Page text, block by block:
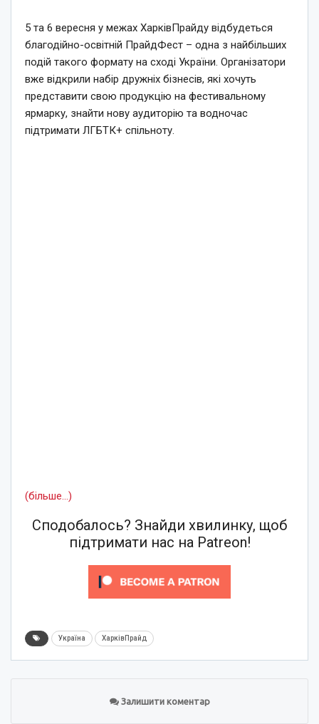
5 та 6 вересня у межах ХарківПрайду відбудеться
благодійно-освітній ПрайдФест – одна з найбільших
подій такого формату на сході України. Організатори
вже відкрили набір дружніх бізнесів, які хочуть
представити свою продукцію на фестивальному
ярмарку, знайти нову аудиторію та водночас
підтримати ЛГБТК+ спільноту.
(більше…)
Сподобалось? Знайди хвилинку, щоб
підтримати нас на Patreon!
Україна ХарківПрайд
Залишити коментар